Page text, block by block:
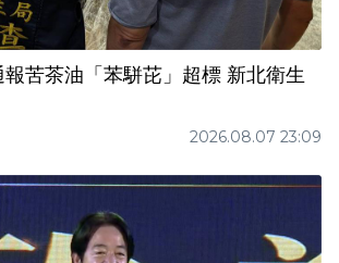
苦茶油「苯駢芘」超標 新北衛生
2026.08.07 23:09